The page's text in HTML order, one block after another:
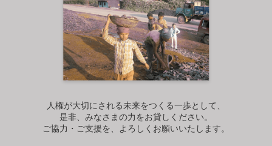
人権が大切にされる未来をつくる一歩として、
是非、みなさまの力をお貸しください。
ご協力・ご支援を、よろしくお願いいたします。